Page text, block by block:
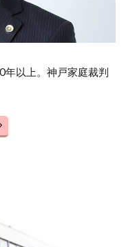
年以上。神戸家庭裁判